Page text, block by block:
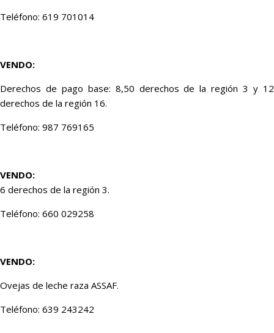
Teléfono: 619 701014
VENDO:
Derechos de pago base: 8,50 derechos de la región 3 y 12
derechos de la región 16.
Teléfono: 987 769165
VENDO:
6 derechos de la región 3.
Teléfono: 660 029258
VENDO:
Ovejas de leche raza ASSAF.
Teléfono: 639 243242